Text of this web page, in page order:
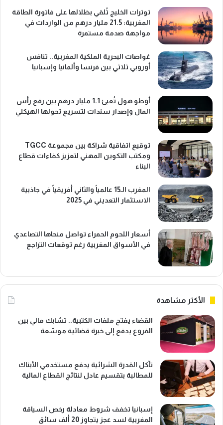
توترات الخليج تُلقي بظلالها على فاتورة الطاقة
المغربية: 21.5 مليار درهم من الواردات في
مواجهة صدمة مستمرة
غواصات البحرية الملكية المغربية.. تنافس
أوروبي ثلاثي بين فرنسا وألمانيا وإسبانيا
أوطو هول تُعبئ 1.1 مليار درهم بين رفع رأس
المال وإصدار سندات لتسريع تحولها الهيكلي
توقيع اتفاقية شراكة بين مجموعة TGCC
ومكتب التكوين المهني لتعزيز كفاءات قطاع
البناء
المغرب الـ15 عالمياً والثاني أفريقياً في جاذبية
الاستثمار التعديني في 2025
أسعار اللحوم الحمراء تواصل منحاها التصاعدي
في الأسواق المغربية رغم توقعات التراجع
الأكثر مشاهدة
القضاء يفتح ملفات الكتبية.. تشابك مالي بين
الفروع يدفع إلى خبرة قضائية موسّعة
تآكل القدرة الشرائية يدفع مستخدمي الأبناك
للمطالبة بتقسيم عادل لنتائج القطاع المالية
إسبانيا تخفف شروط معادلة رخص السياقة
المغربية لسد عجز يتجاوز 20 ألف سائق